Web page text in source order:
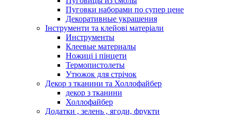
Пуговки наборами по супер цене
Декоративные украшения
Інструменти та клейові матеріали
Инструменты
Клеевые материалы
Ножиці і пінцети
Термопистолеты
Утюжок для стрічок
Декор з тканини та Холлофайбер
декор з тканини
Холлофайбер
Додатки , зелень , ягоди, фрукти